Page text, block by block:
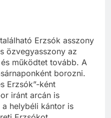
Erzsók asszony
özvegyasszony az
működtet tovább. A
borozni.
Erzsók”-ként
iránt arcán is
helybéli kántor is